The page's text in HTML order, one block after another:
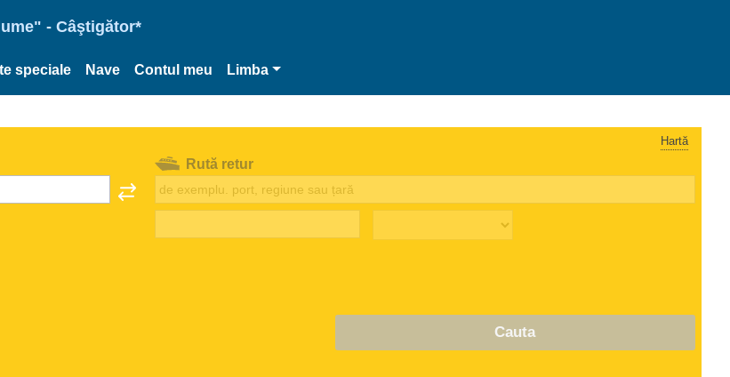
- Câştigător*
speciale Nave Contul meu Limba
Hartă
Rută retur
Cauta